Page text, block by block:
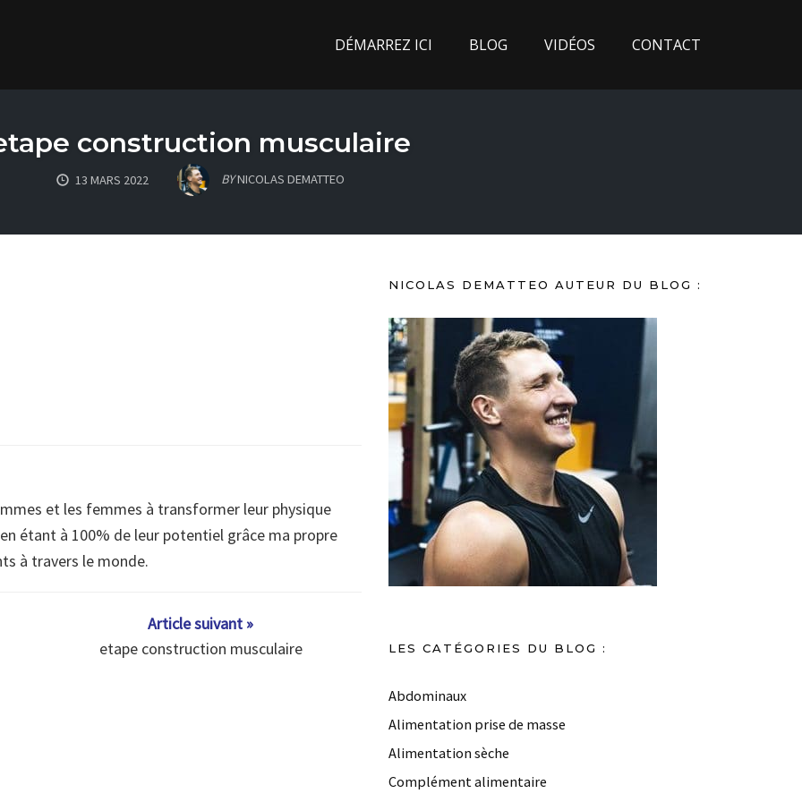
DÉMARREZ ICI BLOG VIDÉOS CONTACT
construction musculaire
13 MARS 2022 BYNICOLAS DEMATTEO
et les femmes à transformer leur physique
étant à 100% de leur potentiel grâce ma propre
à travers le monde.
Article suivant »
etape construction musculaire
NICOLAS DEMATTEO AUTEUR DU BLOG :
LES CATÉGORIES DU BLOG :
Abdominaux
Alimentation prise de masse
Alimentation sèche
Complément alimentaire